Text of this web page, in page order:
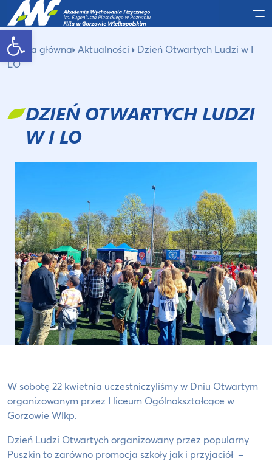
Otwórz pasek narzędzi
Strona główna Aktualności
Dzień Otwartych Ludzi w I
LO
DZIEŃ OTWARTYCH LUDZI
W I LO
W sobotę 22 kwietnia uczestniczyliśmy w Dniu Otwartym
organizowanym przez I liceum Ogólnokształcące w
Gorzowie Wlkp.
Dzień Ludzi Otwartych organizowany przez popularny
Puszkin to zarówno promocja szkoły jak i przyjaciół –